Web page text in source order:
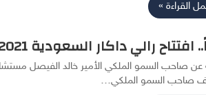
القراءة »
افتتاح رالي داكار السعودية 2021
عن صاحب السمو الملكي الأمير خالد الفيصل
صاحب السمو الملكي…